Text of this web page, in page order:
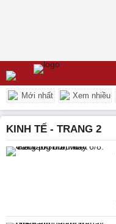
Mới nhất Xem nhiều
KINH TẾ - TRANG 2